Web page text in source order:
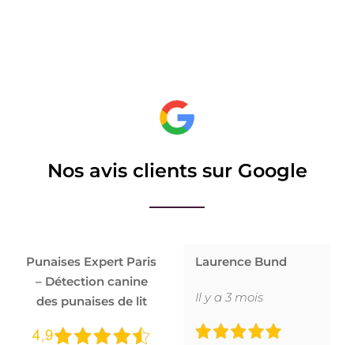
Nos avis clients sur Google
Punaises Expert Paris
– Détection canine
des punaises de lit
Laurence Bund
Il y a 3 mois